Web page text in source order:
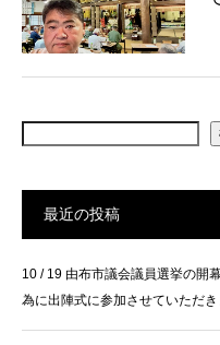
最近の投稿
10 / 19 由布市議会議員選挙の開
為に出陣式に参加させていただき